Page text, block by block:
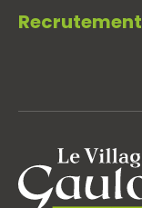
Recrutement